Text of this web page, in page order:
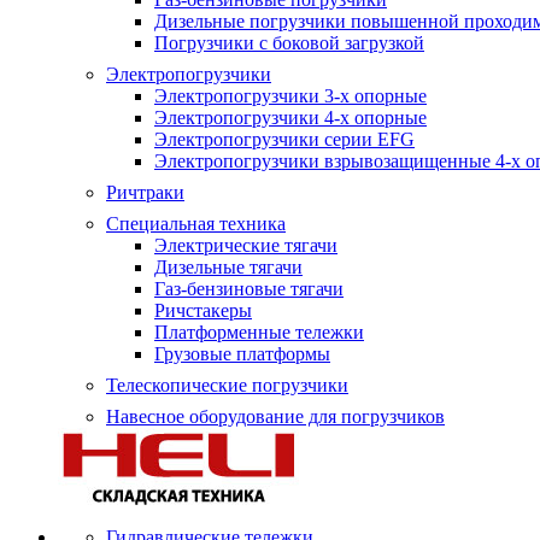
Дизельные погрузчики повышенной
Погрузчики с боковой загрузкой
Электропогрузчики
Электропогрузчики 3-х опорные
Электропогрузчики 4-х опорные
Электропогрузчики серии EFG
Электропогрузчики взрывозащищенные 4-х
Ричтраки
Специальная техника
Электрические тягачи
Дизельные тягачи
Газ-бензиновые тягачи
Ричстакеры
Платформенные тележки
Грузовые платформы
Телескопические погрузчики
Навесное оборудование для погрузчиков